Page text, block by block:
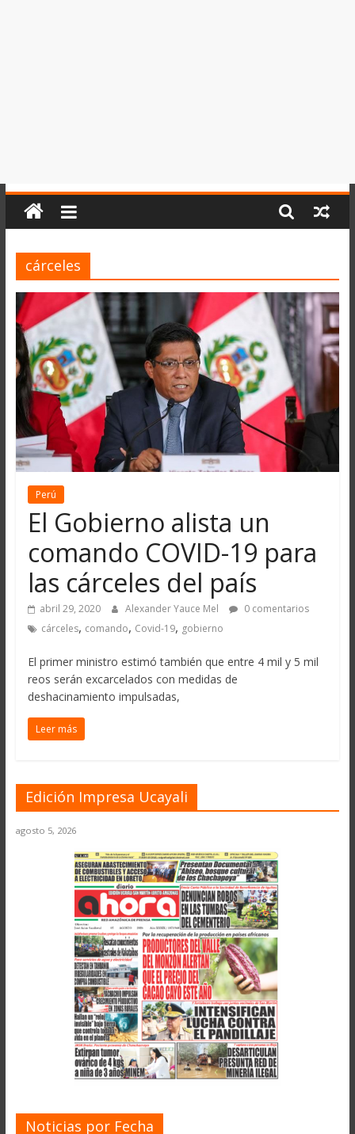
cárceles
Perú
El Gobierno alista un
comando COVID-19 para
las cárceles del país
abril 29, 2020 Alexander Yauce Mel
0 comentarios
cárceles, comando, Covid-19, gobierno
El primer ministro estimó también que entre 4 mil y 5 mil
reos serán excarcelados con medidas de
deshacinamiento impulsadas,
Leer más
Edición Impresa Ucayali
agosto 5, 2026
Noticias por Fecha